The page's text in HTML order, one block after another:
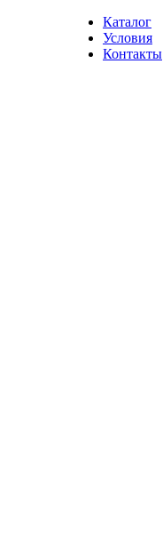
Каталог
Условия
Контакты